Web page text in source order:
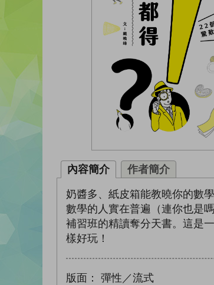
內容簡介 作者簡介
奶醬多、紙皮箱能教曉你的數
數學的人實在普遍（連你也是
補習班的精讀奪分天書。這是
樣好玩！
版面：
彈性／流式